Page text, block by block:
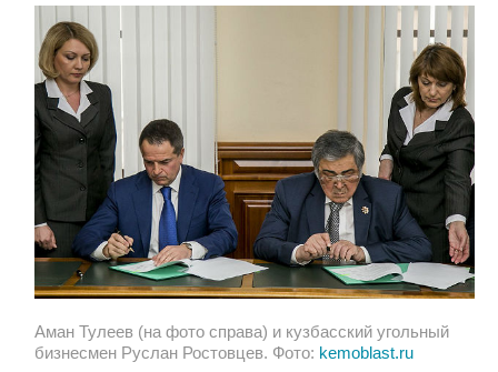
Аман Тулеев (на фото справа) и кузбасский угольный
бизнесмен Руслан Ростовцев. Фото: kemoblast.ru